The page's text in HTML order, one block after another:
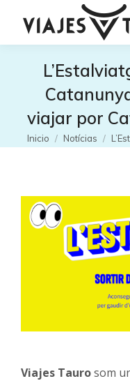
viajar por
Estás aquí:
Inicio Notícias
Viajes Taurosom